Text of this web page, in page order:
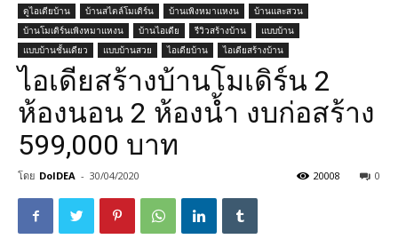
ดูไอเดียบ้าน บ้านสไตล์โมเดิร์น บ้านเพิงหมาแหงน
บ้านและสวน
บ้านโมเดิร์นเพิงหมาแหงน
บ้านไอเดีย รีวิวสร้างบ้าน
แบบบ้าน
แบบบ้านชั้นเดียว
แบบบ้านสวย ไอเดียบ้าน ไอเดียสร้างบ้าน
ไอเดียสร้างบ้านโมเดิร์น 2
ห้องนอน 2 ห้องน้ำ งบก่อสร้าง
599,000 บาท
โดย DoIDEA - 30/04/2020 0
20008